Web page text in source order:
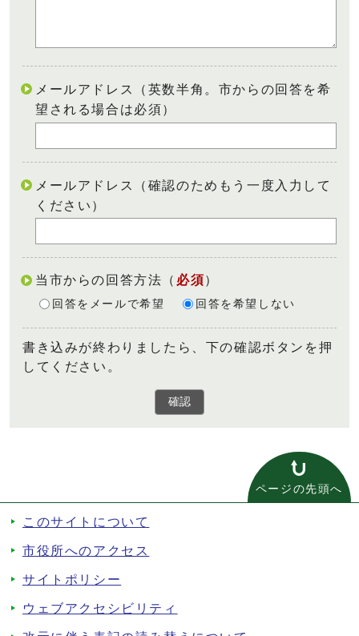
メールアドレス（英数半角。市からの回答を希
望される場合は必須）
メールアドレス（確認のためもう一度入力して
ください）
当市からの回答方法 （ 必須）
回答をメールで希望 回答を希望しない
書き込みが終わりましたら、下の確認ボタンを押
してください。
確認
ページの先頭へ
このサイトについて
市役所へのアクセス
サイトポリシー
ウェブアクセシビリティ